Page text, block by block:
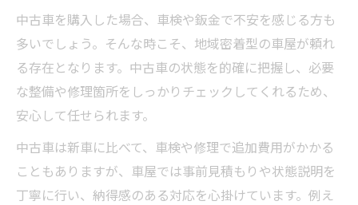
中古車を購入した場合、車検や鈑金で不安を感じる方も
多いでしょう。そんな時こそ、地域密着型の車屋が頼れ
る存在となります。中古車の状態を的確に把握し、必要
な整備や修理箇所をしっかりチェックしてくれるため、
安心して任せられます。
中古車は新車に比べて、車検や修理で追加費用がかかる
こともありますが、車屋では事前見積もりや状態説明を
丁寧に行い、納得感のある対応を心掛けています。例え